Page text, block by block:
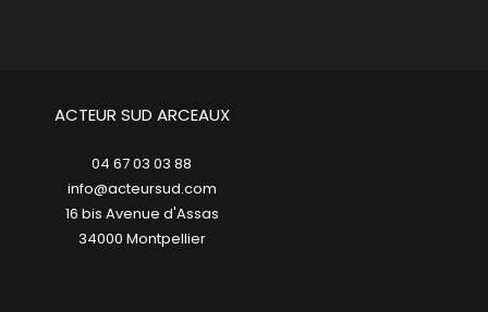
ACTEUR SUD ARCEAUX
04 67 03 03 88
info@acteursud.com
16 bis Avenue d'Assas
34000
montpellier